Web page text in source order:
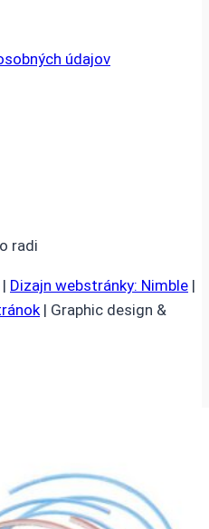
údajov
radi
Dizajn webstránky: Nimble |
| Graphic design &